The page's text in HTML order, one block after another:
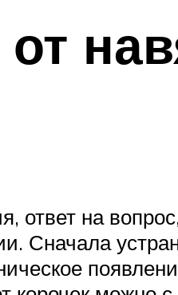
ответ на
Сначала